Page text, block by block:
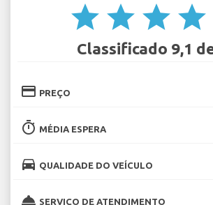
star star star star
Classificado 9,1
credit_card PREÇO
timer MÉDIA ESPERA
directions_car QUALIDADE DO VEÍCULO
room_service SERVIÇO DE ATENDIMENTO